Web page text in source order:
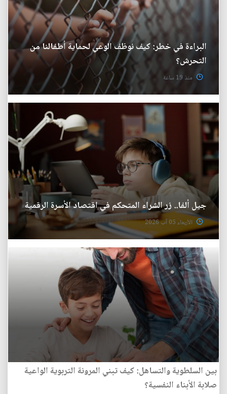
البراءة في خطر: كيف نوظف الوعي لحماية أطفالنا من
التحرش؟
منذ 19 ساعة
جيل ألفا.. زر الشراء المتحكم في اقتصاد الأسرة الرقمية
الأربعاء 05 آب 2026
بين السلطوية والتساهل: كيف تبني المرونة التربوية الواعية
صلابة الأبناء النفسية؟